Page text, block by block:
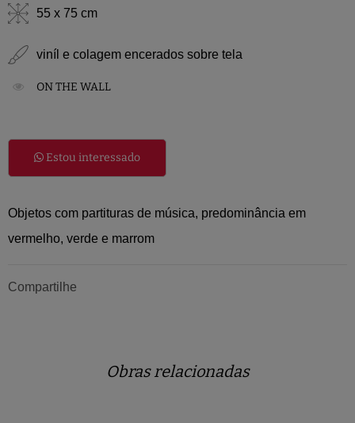
55 x 75 cm
viníl e colagem encerados sobre tela
ON THE WALL
Estou interessado
Objetos com partituras de música, predominância em
vermelho, verde e marrom
Compartilhe
Obras relacionadas